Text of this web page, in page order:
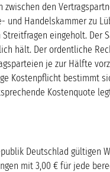
den
Handelskammer zu
eingeholt. Der
hält. Der ordentliche
je zur Hälfte
Kostenpflicht bestimmt
Kostenquote
Deutschlad gültigen
mit 3,00 € für jede